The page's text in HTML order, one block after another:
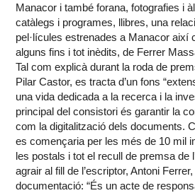
Manacor i també forana, fotografies i
catàlegs i programes, llibres, una
pel·lícules estrenades a Manacor així
alguns fins i tot inèdits, de Ferrer
Tal com explicà durant la roda de
Pilar Castor, es tracta d’un fons
una vida dedicada a la recerca i la
principal del consistori és garantir la
com la digitalització dels documents.
es començaria per les més de 10 mil
les postals i tot el recull de premsa de
agrair al fill de l’escriptor, Antoni
documentació: “És un acte de